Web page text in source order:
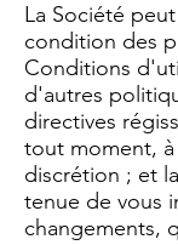
La Société
condition des
Conditions
d'autres
directives
tout moment, à
discrétion ; et
tenue de vous
changements,